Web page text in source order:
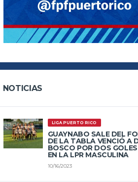
NOTICIAS
LIGA PUERTO RICO
GUAYNABO SALE DEL
DE LA TABLA VENCIÓ A
BOSCO POR DOS
EN LA LPR MASCULINA
10/16/2023